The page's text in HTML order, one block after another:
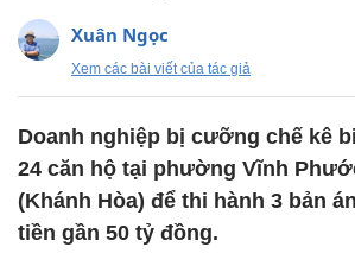
Xuân Ngọc
Xem các bài viết của tác giả
Doanh nghiệp bị cưỡng chế kê
24 căn hộ tại phường Vĩnh
(Khánh Hòa) để thi hành 3 bản
tiền gần 50 tỷ đồng.